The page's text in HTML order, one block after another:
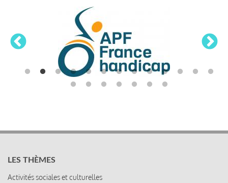
LES THÈMES
Activités sociales et culturelles